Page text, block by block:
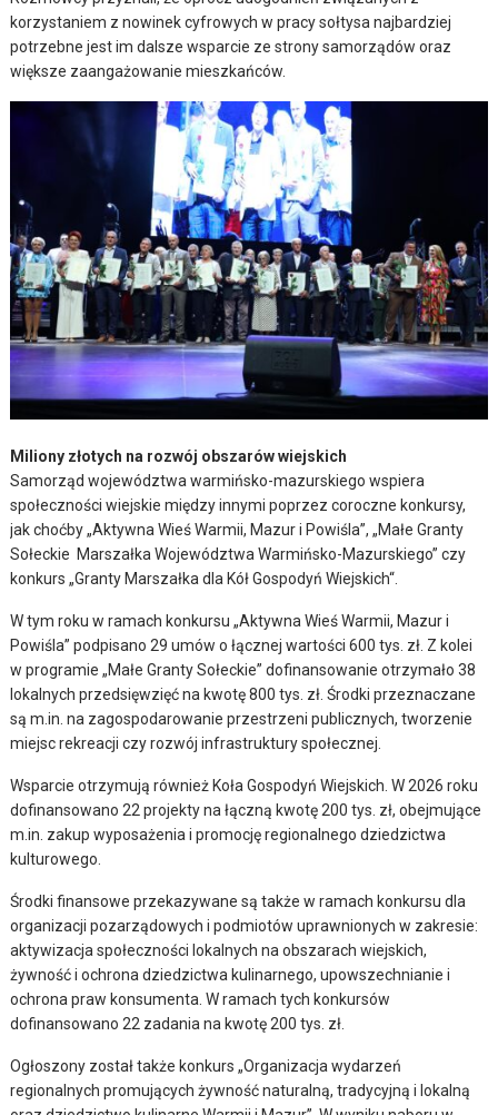
korzystaniem z nowinek cyfrowych w pracy sołtysa najbardziej
potrzebne jest im dalsze wsparcie ze strony samorządów oraz
większe zaangażowanie mieszkańców.
Miliony złotych na rozwój obszarów wiejskich
Samorząd województwa warmińsko-mazurskiego wspiera
społeczności wiejskie między innymi poprzez coroczne konkursy,
jak choćby „Aktywna Wieś Warmii, Mazur i Powiśla”, „Małe Granty
Sołeckie Marszałka Województwa Warmińsko-Mazurskiego” czy
konkurs „Granty Marszałka dla Kół Gospodyń Wiejskich“.
W tym roku w ramach konkursu „Aktywna Wieś Warmii, Mazur i
Powiśla” podpisano 29 umów o łącznej wartości 600 tys. zł. Z kolei
w programie „Małe Granty Sołeckie” dofinansowanie otrzymało 38
lokalnych przedsięwzięć na kwotę 800 tys. zł. Środki przeznaczane
są m.in. na zagospodarowanie przestrzeni publicznych, tworzenie
miejsc rekreacji czy rozwój infrastruktury społecznej.
Wsparcie otrzymują również Koła Gospodyń Wiejskich. W 2026 roku
dofinansowano 22 projekty na łączną kwotę 200 tys. zł, obejmujące
m.in. zakup wyposażenia i promocję regionalnego dziedzictwa
kulturowego.
Środki finansowe przekazywane są także w ramach konkursu dla
organizacji pozarządowych i podmiotów uprawnionych w zakresie:
aktywizacja społeczności lokalnych na obszarach wiejskich,
żywność i ochrona dziedzictwa kulinarnego, upowszechnianie i
ochrona praw konsumenta. W ramach tych konkursów
dofinansowano 22 zadania na kwotę 200 tys. zł.
Ogłoszony został także konkurs „Organizacja wydarzeń
regionalnych promujących żywność naturalną, tradycyjną i lokalną